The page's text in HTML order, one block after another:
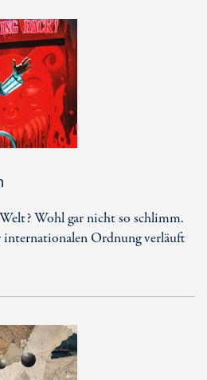
Wohl gar nicht so schlimm.
Ordnung verläuft